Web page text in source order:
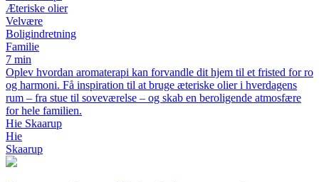
Æteriske olier
Velvære
Boligindretning
Familie
7 min
Oplev hvordan aromaterapi kan forvandle dit hjem til et fristed for ro
og harmoni. Få inspiration til at bruge æteriske olier i hverdagens
rum – fra stue til soveværelse – og skab en beroligende atmosfære
for hele familien.
Hie Skaarup
Hie
Skaarup